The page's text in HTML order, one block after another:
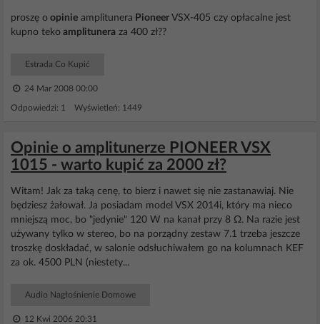
proszę o opinie amplitunera Pioneer VSX-405 czy opłacalne jest
kupno teko amplitunera za 400 zł??
Estrada Co Kupić
24 Mar 2008 00:00
Odpowiedzi: 1 Wyświetleń: 1449
Opinie o amplitunerze PIONEER VSX
1015 - warto kupić za 2000 zł?
Witam! Jak za taką cenę, to bierz i nawet się nie zastanawiaj. Nie
będziesz żałował. Ja posiadam model VSX 2014i, który ma nieco
mniejszą moc, bo "jedynie" 120 W na kanał przy 8 Ω. Na razie jest
używany tylko w stereo, bo na porządny zestaw 7.1 trzeba jeszcze
troszkę doskładać, w salonie odsłuchiwałem go na kolumnach KEF
za ok. 4500 PLN (niestety...
Audio Nagłośnienie Domowe
12 Kwi 2006 20:31